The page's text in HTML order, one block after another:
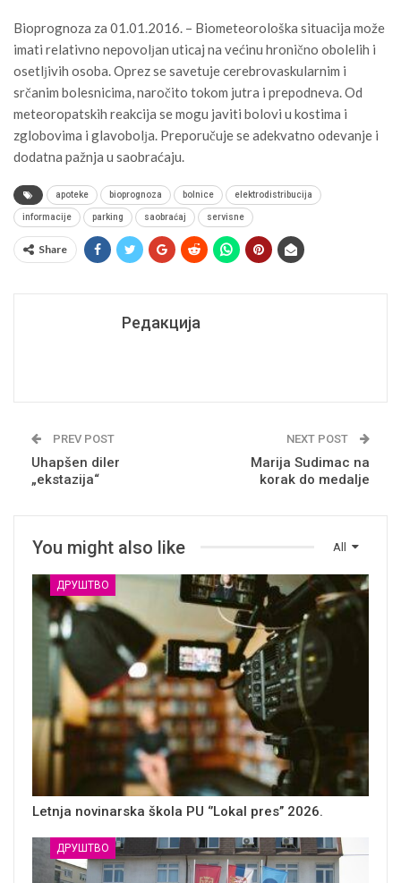
Bioprognoza za 01.01.2016. – Biometeorološka situacija može
imati relativno nepovolјan uticaj na većinu hronično obolelih i
osetlјivih osoba. Oprez se savetuje cerebrovaskularnim i
srčanim bolesnicima, naročito tokom jutra i prepodneva. Od
meteoropatskih reakcija se mogu javiti bolovi u kostima i
zglobovima i glavobolјa. Preporučuje se adekvatno odevanje i
dodatna pažnja u saobraćaju.
apoteke bioprognoza bolnice elektrodistribucija
informacije parking saobraćaj servisne
Share
Редакција
PREV POST
Uhapšen diler
„ekstazija“
NEXT POST
Marija Sudimac na
korak do medalje
All
You might also like
ДРУШТВО
Letnja novinarska škola PU ‘’Lokal pres’’ 2026.
ДРУШТВО